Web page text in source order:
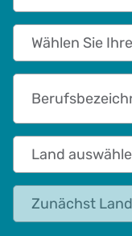
Primary App/
Land auswählen
Status